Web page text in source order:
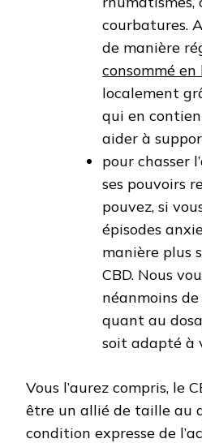
courbatures.
de manière
consommé en
localement
qui en
aider à
pour chasser
ses pouvoirs
pouvez, si
épisodes
manière plus
CBD. Nous
néanmoins
quant au
soit adapté à
Vous l’aurez compris, le
être un allié de taille au
condition expresse de